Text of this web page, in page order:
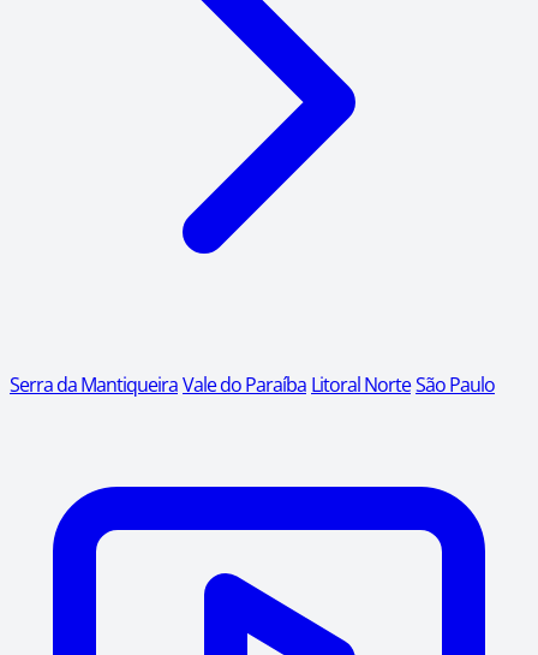
Serra da MantiqueiraVale do Paraíba Litoral NorteSão Paulo